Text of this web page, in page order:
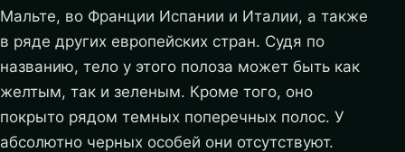
Мальте, во Франции Испании и Италии, а также
в ряде других европейских стран. Судя по
названию, тело у этого полоза может быть как
желтым, так и зеленым. Кроме того, оно
покрыто рядом темных поперечных полос. У
абсолютно черных особей они отсутствуют.